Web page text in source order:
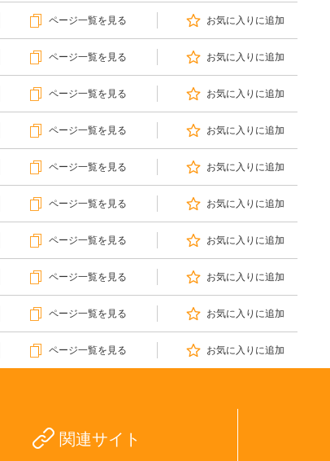
ページ一覧を見る お気に入りに追加
ページ一覧を見る お気に入りに追加
ページ一覧を見る お気に入りに追加
ページ一覧を見る お気に入りに追加
ページ一覧を見る お気に入りに追加
ページ一覧を見る お気に入りに追加
ページ一覧を見る お気に入りに追加
ページ一覧を見る お気に入りに追加
ページ一覧を見る お気に入りに追加
ページ一覧を見る お気に入りに追加
関連サイト